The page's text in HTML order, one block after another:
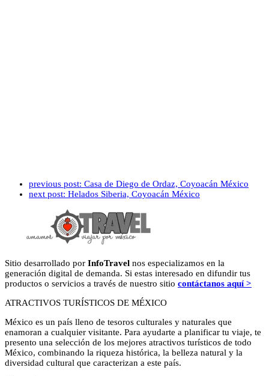
previous post: Casa de Diego de Ordaz, Coyoacán México
next post: Helados Siberia, Coyoacán México
Sitio desarrollado por InfoTravel nos especializamos en la
generación digital de demanda. Si estas interesado en difundir tus
productos o servicios a través de nuestro sitio contáctanos aquí >
ATRACTIVOS TURÍSTICOS DE MÉXICO
México es un país lleno de tesoros culturales y naturales que
enamoran a cualquier visitante. Para ayudarte a planificar tu viaje, te
presento una selección de los mejores atractivos turísticos de todo
México, combinando la riqueza histórica, la belleza natural y la
diversidad cultural que caracterizan a este país.